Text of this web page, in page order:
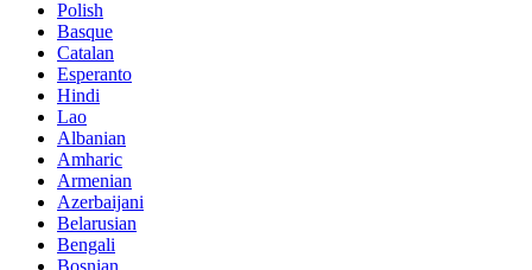
Polish
Basque
Catalan
Esperanto
Hindi
Lao
Albanian
Amharic
Armenian
Azerbaijani
Belarusian
Bengali
Bosnian